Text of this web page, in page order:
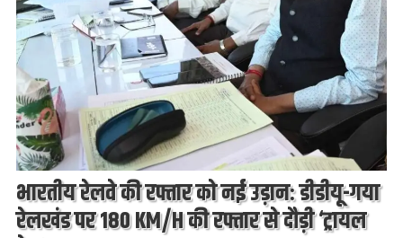
भारतीय रेलवे की रफ्तार को नई उड़ान: डीडीयू-गया
रेलखंड पर 180 KM/H की रफ्तार से दौड़ी ‘ट्रायल